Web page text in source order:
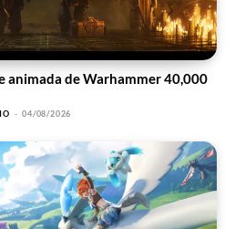
animada de Warhammer 40,000
- 04/08/2026